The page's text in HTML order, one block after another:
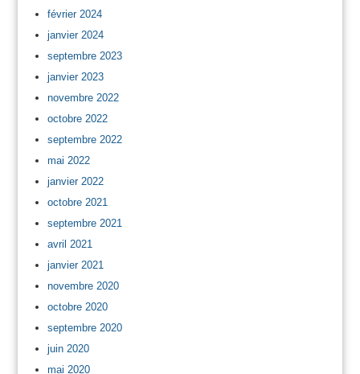
février 2024
janvier 2024
septembre 2023
janvier 2023
novembre 2022
octobre 2022
septembre 2022
mai 2022
janvier 2022
octobre 2021
septembre 2021
avril 2021
janvier 2021
novembre 2020
octobre 2020
septembre 2020
juin 2020
mai 2020